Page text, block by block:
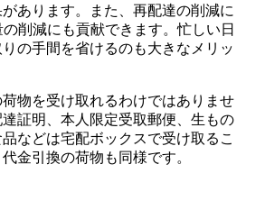
あります。また、再配達の削減に
削減にも貢献できます。忙しい日
の手間を省けるのも大きなメリッ
物を受け取れるわけではありませ
証明、本人限定受取郵便、生もの
などは宅配ボックスで受け取るこ
金引換の荷物も同様です。